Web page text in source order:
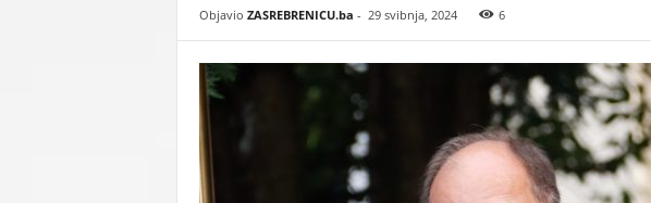
Objavio ZASREBRENICU.ba - 29 svibnja, 2024 6